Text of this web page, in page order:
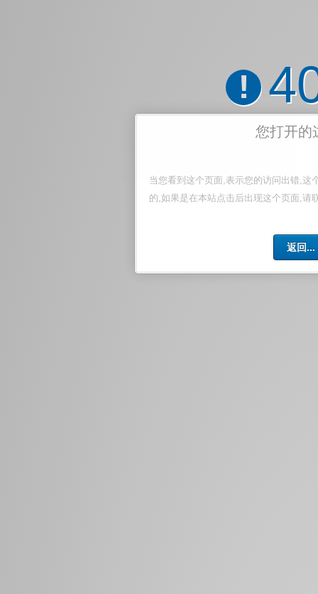
!
您打开的
当您看到这个页面,表示您的访问出错,这
的,如果是在本站点击后出现这个页面,请
返回...